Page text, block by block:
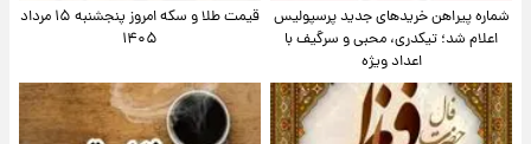
شماره پیراهن خریدهای جدید پرسپولیس
اعلام شد؛ تیکدری، محبی و سرگیف با
اعداد ویژه
قیمت طلا و سکه امروز پنجشنبه ۱۵ مرداد
۱۴۰۵